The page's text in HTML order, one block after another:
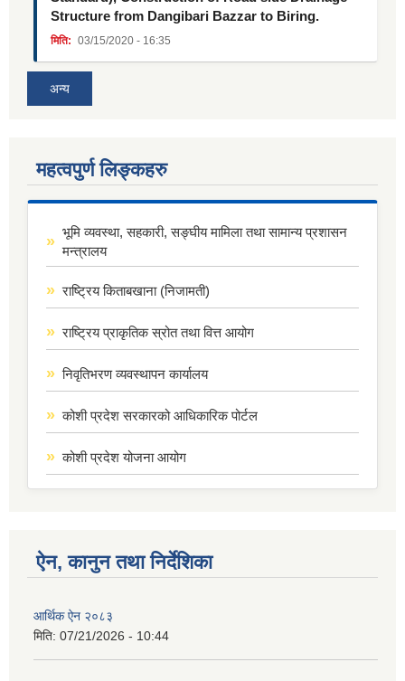
Structure from Dangibari Bazzar to Biring.
मिति: 03/15/2020 - 16:35
अन्य
महत्वपुर्ण लिङ्कहरु
भूमि व्यवस्था, सहकारी, सङ्घीय मामिला तथा सामान्य प्रशासन
मन्त्रालय
राष्ट्रिय किताबखाना (निजामती)
राष्ट्रिय प्राकृतिक स्रोत तथा वित्त आयोग
निवृतिभरण व्यवस्थापन कार्यालय
कोशी प्रदेश सरकारको आधिकारिक पोर्टल
कोशी प्रदेश योजना आयोग
ऐन, कानुन तथा निर्देशिका
आर्थिक ऐन २०८३
मिति: 07/21/2026 - 10:44